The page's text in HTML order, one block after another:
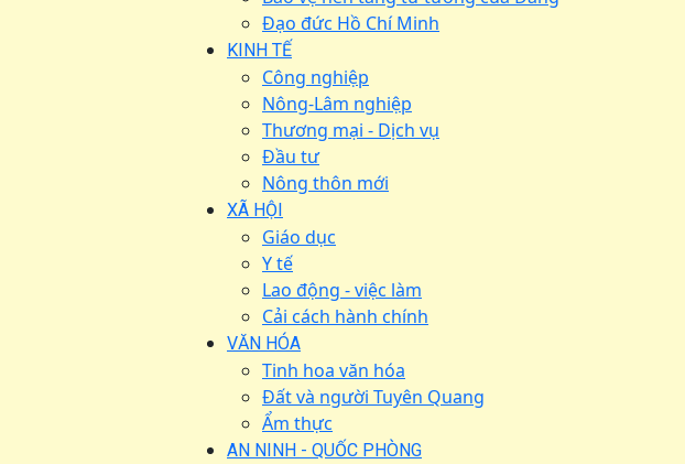
Đạo đức Hồ Chí Minh
KINH TẾ
Công nghiệp
Nông-Lâm nghiệp
Thương mại - Dịch vụ
Đầu tư
Nông thôn mới
XÃ HỘI
Giáo dục
Y tế
Lao động - việc làm
Cải cách hành chính
VĂN HÓA
Tinh hoa văn hóa
Đất và người Tuyên Quang
Ẩm thực
AN NINH - QUỐC PHÒNG